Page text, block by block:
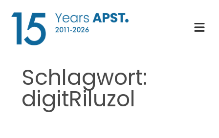
Zum
Inhalt
springen
Schlagwort:
digitRiluzol